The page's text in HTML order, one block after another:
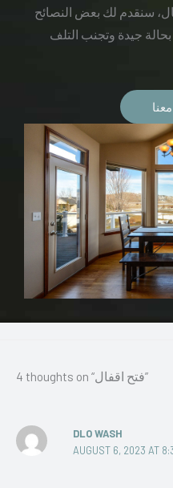
سنقدم لك بعض النصائح
4 thoughts on “فتح اقفال”
DLO WASH
AUGUST 6, 2023 AT